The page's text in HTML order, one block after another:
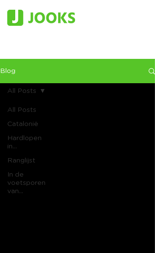
Blog
All Posts
Catalonië
Hardlopen
in...
Ranglijst
In de
voetsporen
van...
All Posts